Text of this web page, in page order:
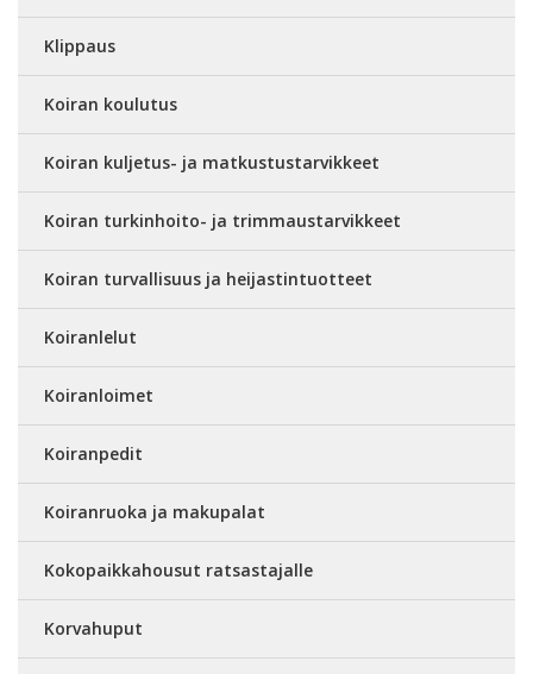
Klippaus
Koiran koulutus
Koiran kuljetus- ja matkustustarvikkeet
Koiran turkinhoito- ja trimmaustarvikkeet
Koiran turvallisuus ja heijastintuotteet
Koiranlelut
Koiranloimet
Koiranpedit
Koiranruoka ja makupalat
Kokopaikkahousut ratsastajalle
Korvahuput